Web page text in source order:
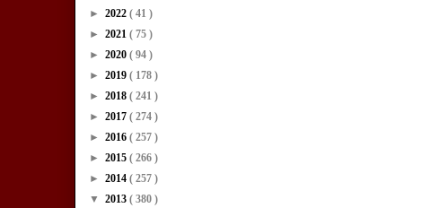
► 2022 ( 41 )
► 2021 ( 75 )
► 2020 ( 94 )
► 2019 ( 178 )
► 2018 ( 241 )
► 2017 ( 274 )
► 2016 ( 257 )
► 2015 ( 266 )
► 2014 ( 257 )
▼ 2013 ( 380 )